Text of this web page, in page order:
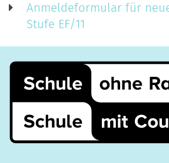
Anmeldeformular für
Stufe EF/11